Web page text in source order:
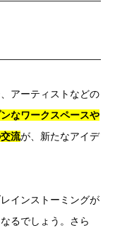
アーティストなどの
なワークスペースや
流が、新たなアイデ
インストーミングが
るでしょう。さら